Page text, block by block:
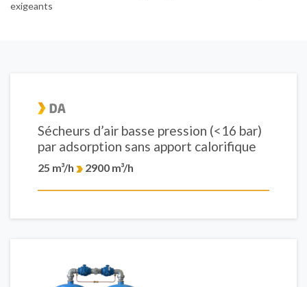
exigeants
Sécheurs d’air basse pression (<16 bar)
par adsorption sans apport calorifique
25 m³/h 2900 m³/h